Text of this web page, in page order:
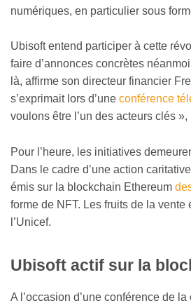
numériques, en particulier sous
Ubisoft entend participer à cette
faire d’annonces concrètes
là, affirme son directeur financier
s’exprimait lors d’une conférence
voulons être l’un des acteurs clés
Pour l’heure, les initiatives
Dans le cadre d’une action
émis sur la blockchain Ethereum
forme de NFT. Les fruits de la vente
l’Unicef.
Ubisoft actif sur la
A l’occasion d’une conférence de